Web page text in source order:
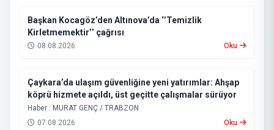
Başkan Kocagöz’den Altınova’da ‘’Temizlik
Kirletmemektir’’ çağrısı
08.08.2026 Oku
Çaykara’da ulaşım güvenliğine yeni yatırımlar: Ahşap
köprü hizmete açıldı, üst geçitte çalışmalar sürüyor
Haber : MURAT GENÇ / TRABZON
07.08.2026
Oku